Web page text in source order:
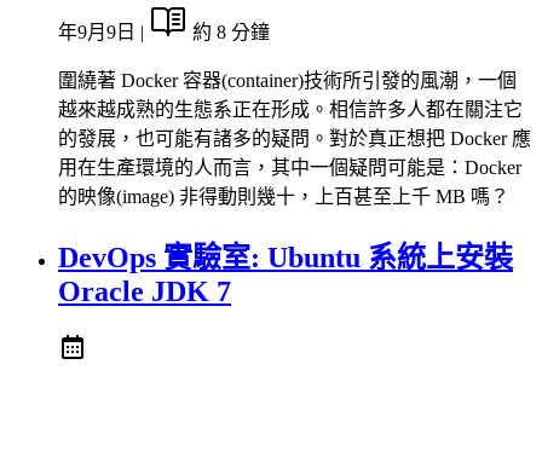
年9月9日 | 約 8 分鐘
圍繞著 Docker 容器(container)技術所引發的風潮，一個
越來越成熟的生態系正在形成。相信許多人都在關注它
的發展，也可能有諸多的疑問。對於真正想把 Docker 應
用在生產環境的人而言，其中一個疑問可能是：Docker
的映像(image) 非得動則幾十，上百甚至上千 MB 嗎？
DevOps 實驗室: Ubuntu 系統上安裝
Oracle JDK 7